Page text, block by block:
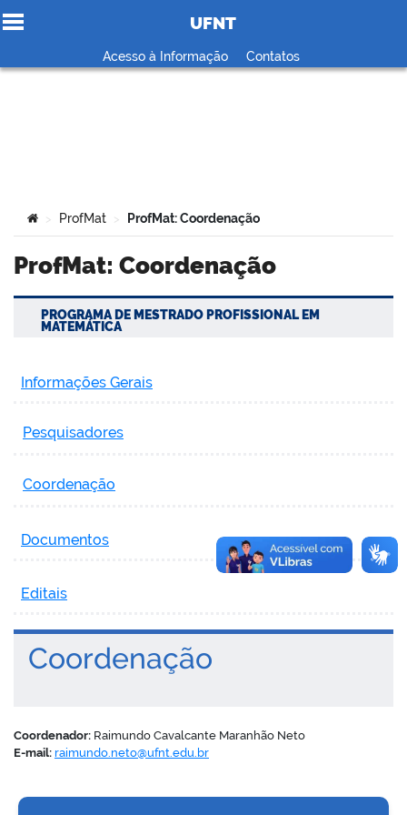
Ir para o conteúdo
UFNT
Acesso à Informação Contatos
Você está aqui:
> ProfMat > ProfMat: Coordenação
ProfMat: Coordenação
PROGRAMA DE MESTRADO PROFISSIONAL EM
MATEMÁTICA
Informações Gerais
Pesquisadores
Coordenação
Documentos
Editais
Coordenação
Coordenador: Raimundo Cavalcante Maranhão Neto
E-mail: raimundo.neto@ufnt.edu.br